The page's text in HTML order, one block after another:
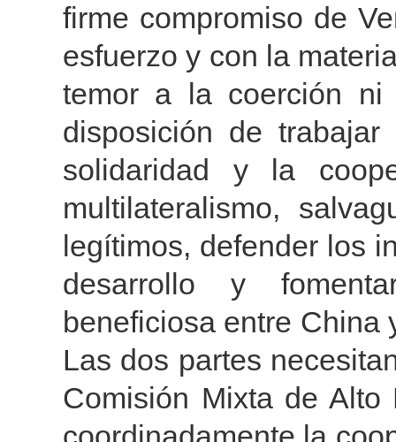
firme compromiso de
esfuerzo y con la
temor a la coerción
disposición de
solidaridad y la
multilateralismo,
legítimos, defender los
desarrollo y
beneficiosa entre China
Las dos partes
Comisión Mixta de Alto